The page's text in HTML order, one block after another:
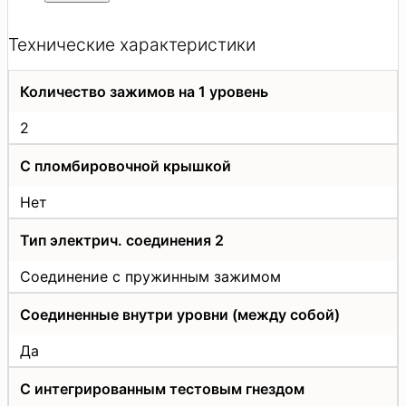
Технические характеристики
Количество зажимов на 1 уровень
2
С пломбировочной крышкой
Нет
Тип электрич. соединения 2
Соединение с пружинным зажимом
Соединенные внутри уровни (между собой)
Да
С интегрированным тестовым гнездом